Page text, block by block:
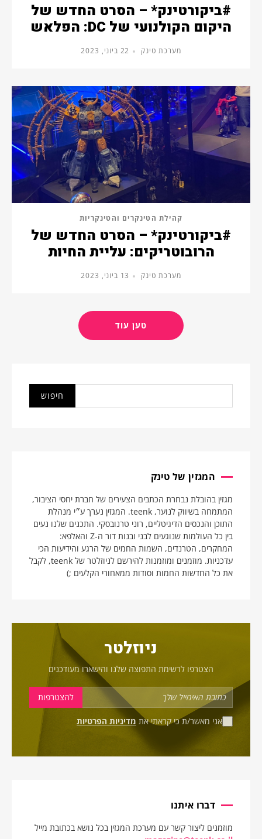
#ביקורטינק* – הסרט החדש של
היקום הקולנועי של DC: הפלאש
מערכת טינק 22 ביוני, 2023
קהילת הטינקרים והטינקריות
#ביקורטינק* – הסרט החדש של
הרובוטריקים: עליית החיות
מערכת טינק 13 ביוני, 2023
טען עוד
המגזין של טינק
מגזין בהובלת נבחרת הכתבים הצעירים של חברת יחסי הציבור,
המתמחה בשיווק לנוער, teenk. המגזין נערך ע״י מנהלת
התוכן והנכסים הדיגיטליים, רוני טרנובסקי. התכנים שלנו נעים
בין כל העולמות שנוגעים לבני ובנות דור ה-Z והאלפא:
המחקרים, הטרנדים, השמות החמים של הרגע והידיעות הכי
עדכניות. מוזמנים ומוזמנות להירשם לניוזלטר של teenk, לקבל
את כל החדשות החמות וסודות ממאחורי הקלעים ;)
ניוזלטר
הצטרפו לרשימת התפוצה שלנו והישארו מעודכנים
אני מאשר/ת כי קראתי את מדיניות הפרטיות
דברו איתנו
מוזמנים ליצור קשר עם מערכת המגזין בכל נושא בכתובת מייל